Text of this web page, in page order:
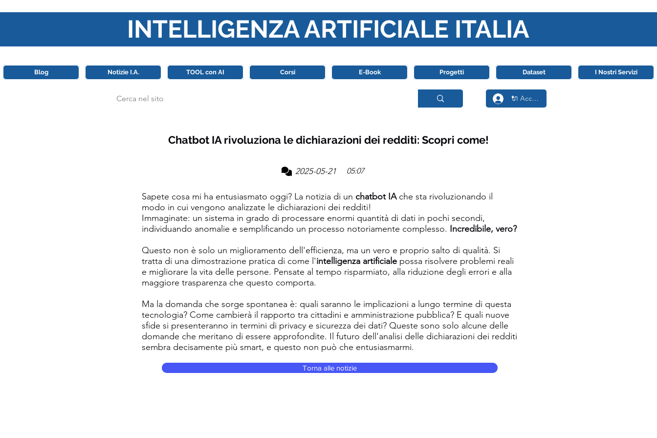
INTELLIGENZA ARTIFICIALE ITALIA
Blog Notizie I.A. TOOL con AI Corsi E-Book Progetti Dataset I Nostri Servizi
🔌 Accedi
Chatbot IA rivoluziona le dichiarazioni dei redditi: Scopri come!
2025-05-21 05:07
Sapete cosa mi ha entusiasmato oggi? La notizia di un chatbot IAche sta rivoluzionando il
modo in cui vengono analizzate le dichiarazioni dei redditi!
Immaginate: un sistema in grado di processare enormi quantità di dati in pochi secondi,
individuando anomalie e semplificando un processo notoriamente complesso. Incredibile, vero?
Questo non è solo un miglioramento dell'efficienza, ma un vero e proprio salto di qualità. Si
tratta di una dimostrazione pratica di come l'intelligenza artificiale possa risolvere problemi reali
e migliorare la vita delle persone. Pensate al tempo risparmiato, alla riduzione degli errori e alla
maggiore trasparenza che questo comporta.
Ma la domanda che sorge spontanea è: quali saranno le implicazioni a lungo termine di questa
tecnologia? Come cambierà il rapporto tra cittadini e amministrazione pubblica? E quali nuove
sfide si presenteranno in termini di privacy e sicurezza dei dati? Queste sono solo alcune delle
domande che meritano di essere approfondite. Il futuro dell'analisi delle dichiarazioni dei redditi
sembra decisamente più smart, e questo non può che entusiasmarmi.
Torna alle notizie